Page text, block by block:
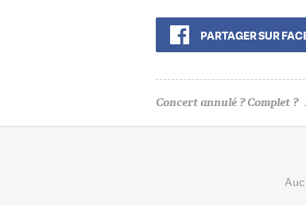
PARTAGER SUR
Concert annulé ? Complet ?